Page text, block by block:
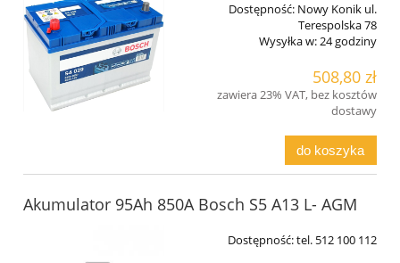
Dostępność: Nowy Konik ul.
Terespolska 78
Wysyłka w:24 godziny
508,80 zł
zawiera 23% VAT, bez kosztów
dostawy
do koszyka
Akumulator 95Ah 850A Bosch S5 A13 L- AGM
Dostępność:tel. 512 100 112